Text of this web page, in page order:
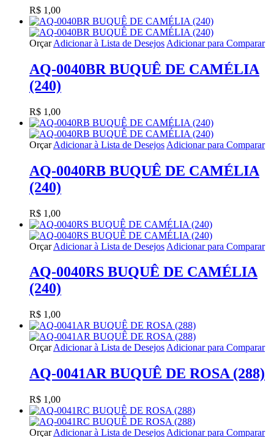
R$ 1,00
Orçar Adicionar à Lista de Desejos Adicionar para Comparar
AQ-0040BR BUQUÊ DE CAMÉLIA
(240)
R$ 1,00
Orçar Adicionar à Lista de Desejos Adicionar para Comparar
AQ-0040RB BUQUÊ DE CAMÉLIA
(240)
R$ 1,00
Orçar Adicionar à Lista de Desejos Adicionar para Comparar
AQ-0040RS BUQUÊ DE CAMÉLIA
(240)
R$ 1,00
Orçar Adicionar à Lista de Desejos Adicionar para Comparar
AQ-0041AR BUQUÊ DE ROSA (288)
R$ 1,00
Orçar Adicionar à Lista de Desejos Adicionar para Comparar